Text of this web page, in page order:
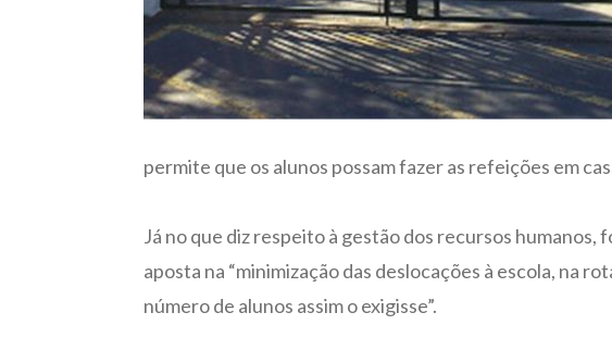
permite que os alunos possam fazer as refeições em
Já no que diz respeito à gestão dos recursos
aposta na “minimização das deslocações à escola, na
número de alunos assim o exigisse”.